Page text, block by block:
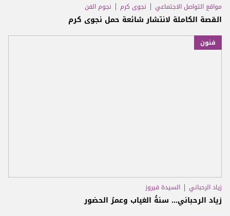
مواقع التواصل الاجتماعي نجوى كرم نجوم الفن
القصة الكاملة لانتشار شائعة حمل نجوى كرم
فنون
زياد الرحباني السيدة فيروز
زياد الرحباني... سنةُ الغياب وعمرُ الحضور